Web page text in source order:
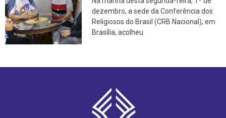
dezembro, a sede da Conferência dos
Religiosos do Brasil (CRB Nacional), em
Brasília, acolheu